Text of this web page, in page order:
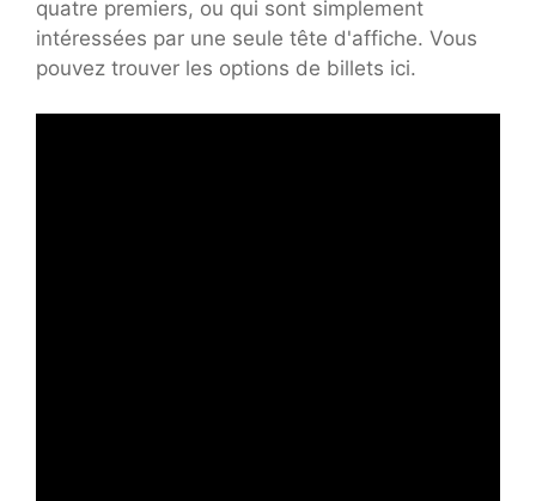
quatre premiers, ou qui sont simplement
intéressées par une seule tête d'affiche. Vous
pouvez trouver les options de billets ici.